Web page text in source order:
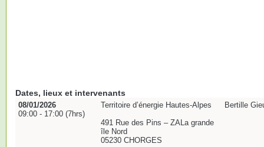
Dates, lieux et intervenants
08/01/2026
09:00 - 17:00 (7hrs)
Territoire d’énergie Hautes-Alpes
491 Rue des Pins – ZALa grande
île Nord
05230 CHORGES
Bertille